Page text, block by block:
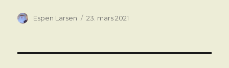
Forfatter
Espen Larsen Publisert
23. mars 2021